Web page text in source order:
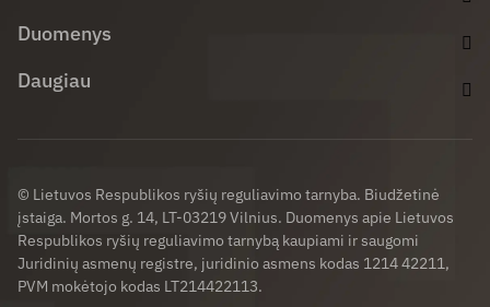
Duomenys
Daugiau
© Lietuvos Respublikos ryšių reguliavimo tarnyba. Biudžetinė
įstaiga. Mortos g. 14, LT-03219 Vilnius. Duomenys apie Lietuvos
Respublikos ryšių reguliavimo tarnybą kaupiami ir saugomi
Juridinių asmenų registre, juridinio asmens kodas 1214 42211,
PVM mokėtojo kodas LT214422113.